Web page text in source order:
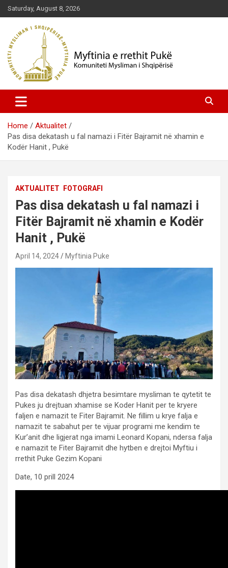
Skip
to
content
Saturday, August 8, 2026
Myftinia Pukë | Faqja Zyrtare
Home
Aktualitet
Pas disa dekatash u fal namazi i Fitër Bajramit në xhamin e
Kodër Hanit , Pukë
AKTUALITET FOTOGRAFI
Pas disa dekatash u fal namazi i
Fitër Bajramit në xhamin e Kodër
Hanit , Pukë
April 14, 2024 Myftinia Puke
Pas disa dekatash dhjetra besimtare mysliman te qytetit te
Pukes ju drejtuan xhamise se Koder Hanit per te kryere
faljen e namazit te Fiter Bajramit. Ne fillim u krye falja e
namazit te sabahut per te vijuar programi me kendim te
Kur’anit dhe ligjerat nga imami Leonard Kopani, ndersa falja
e namazit te Fiter Bajramit dhe hytben e drejtoi Myftiu i
rrethit Puke Gezim Kopani
Date, 10 prill 2024